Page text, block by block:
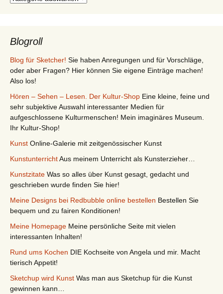
Blogroll
Blog für Sketcher! Sie haben Anregungen und für Vorschläge,
oder aber Fragen? Hier können Sie eigene Einträge machen!
Also los!
Hören – Sehen – Lesen. Der Kultur-Shop Eine kleine, feine und
sehr subjektive Auswahl interessanter Medien für
aufgeschlossene Kulturmenschen! Mein imaginäres Museum.
Ihr Kultur-Shop!
Kunst Online-Galerie mit zeitgenössischer Kunst
KunstunterrichtAus meinem Unterricht als Kunsterzieher…
Kunstzitate Was so alles über Kunst gesagt, gedacht und
geschrieben wurde finden Sie hier!
Meine Designs bei Redbubble online bestellen Bestellen Sie
bequem und zu fairen Konditionen!
Meine Homepage Meine persönliche Seite mit vielen
interessanten Inhalten!
Rund ums Kochen DIE Kochseite von Angela und mir. Macht
tierisch Appetit!
Sketchup wird Kunst Was man aus Sketchup für die Kunst
gewinnen kann…